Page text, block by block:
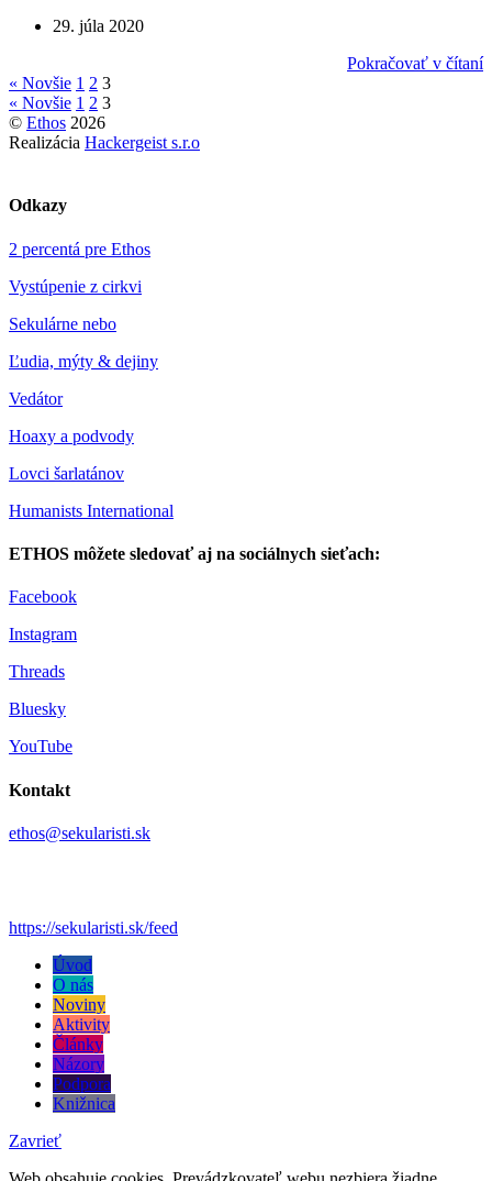
29. júla 2020
Pokračovať v čítaní
« Novšie 1 2 3
« Novšie 1 2 3
© Ethos 2026
Realizácia Hackergeist s.r.o
Odkazy
2 percentá pre Ethos
Vystúpenie z cirkvi
Sekulárne nebo
Ľudia, mýty & dejiny
Vedátor
Hoaxy a podvody
Lovci šarlatánov
Humanists International
ETHOS môžete sledovať aj na sociálnych sieťach:
Facebook
Instagram
Threads
Bluesky
YouTube
Kontakt
ethos@sekularisti.sk
https://sekularisti.sk/feed
Úvod
O nás
Noviny
Aktivity
Články
Názory
Podpora
Knižnica
Zavrieť